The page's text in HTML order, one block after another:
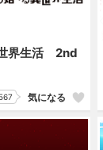
界生活 2nd
気になる